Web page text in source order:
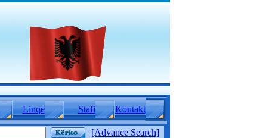
Linqe Stafi Kontakt
[Advance Search]